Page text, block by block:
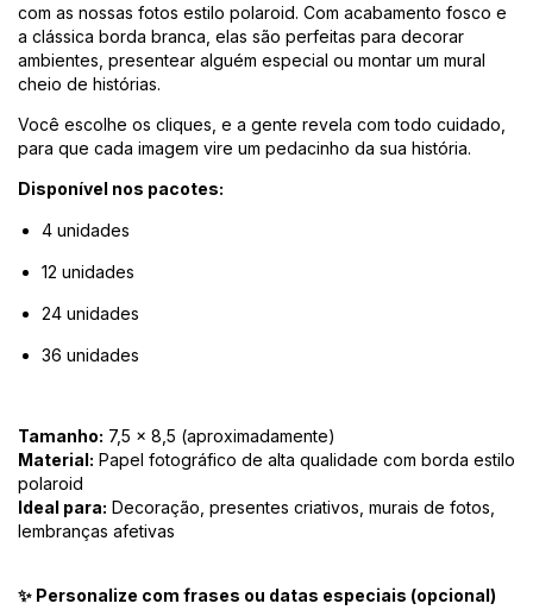
com as nossas fotos estilo polaroid. Com acabamento fosco e
a clássica borda branca, elas são perfeitas para decorar
ambientes, presentear alguém especial ou montar um mural
cheio de histórias.
Você escolhe os cliques, e a gente revela com todo cuidado,
para que cada imagem vire um pedacinho da sua história.
Disponível nos pacotes:
4 unidades
12 unidades
24 unidades
36 unidades
Tamanho: 7,5 x 8,5 (aproximadamente)
Material: Papel fotográfico de alta qualidade com borda estilo
polaroid
Ideal para: Decoração, presentes criativos, murais de fotos,
lembranças afetivas
✨ Personalize com frases ou datas especiais (opcional)